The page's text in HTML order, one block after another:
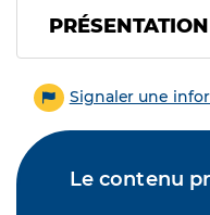
PRÉSENTATION
Signaler une
Le contenu